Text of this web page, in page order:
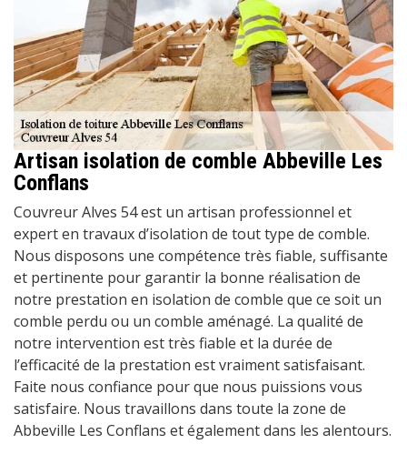
Artisan isolation de comble Abbeville Les
Conflans
Couvreur Alves 54 est un artisan professionnel et
expert en travaux d’isolation de tout type de comble.
Nous disposons une compétence très fiable, suffisante
et pertinente pour garantir la bonne réalisation de
notre prestation en isolation de comble que ce soit un
comble perdu ou un comble aménagé. La qualité de
notre intervention est très fiable et la durée de
l’efficacité de la prestation est vraiment satisfaisant.
Faite nous confiance pour que nous puissions vous
satisfaire. Nous travaillons dans toute la zone de
Abbeville Les Conflans et également dans les alentours.